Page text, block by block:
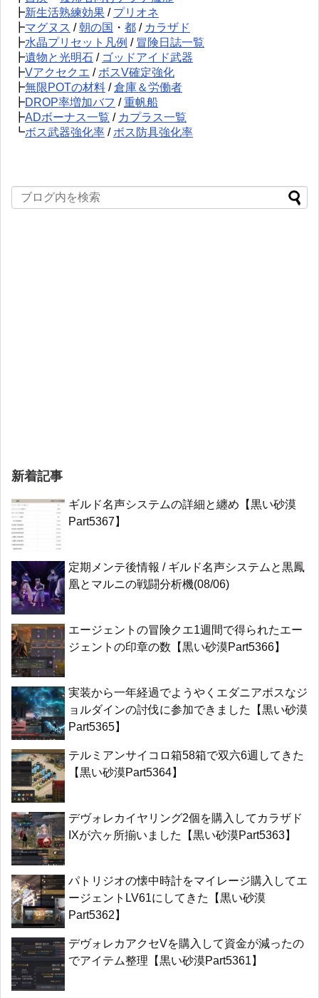
┣新生活熟練効果 / プリオネ
┣マグヌス /朝の国 ・ 都 / カラザド
┣水晶プリセット凡例 / 冒険日誌一覧
┣遺物と光明石 / ゴッドアイド武器
┣Vアクセクエ / ボスV確定強化
┣無限POTの材料 /倉庫＆労働者
┣DROP率増加バフ /重帆船
┣ADボーナス一覧 / カプラス一覧
┗ボス武器強化率 / ボス防具強化率
新着記事
ギルド名声システムの詳細と纏め【黒い砂漠
Part5367】
定期メンテ後情報 / ギルド名声システムと黒鳳
凰とマルニの戦闘分析機(08/06)
エージェントの冒険クエ1週間で得られたエー
ジェントの印章の数【黒い砂漠Part5366】
実装から一年経過でようやくエダニアボスなジ
ョルダインの討伐に参加できました【黒い砂漠
Part5365】
テルミアンサイコロ箱58箱で双六6週してきた
【黒い砂漠Part5364】
デヴォレカイヤリング2個を購入してカラザド
IXが六ヶ所揃いました【黒い砂漠Part5363】
パトリジオの懐中時計をマイレージ購入してエ
ージェントLV61にしてきた【黒い砂漠
Part5362】
デヴォレカアクセVを購入して資金が減ったの
でアイテム整理【黒い砂漠Part5361】